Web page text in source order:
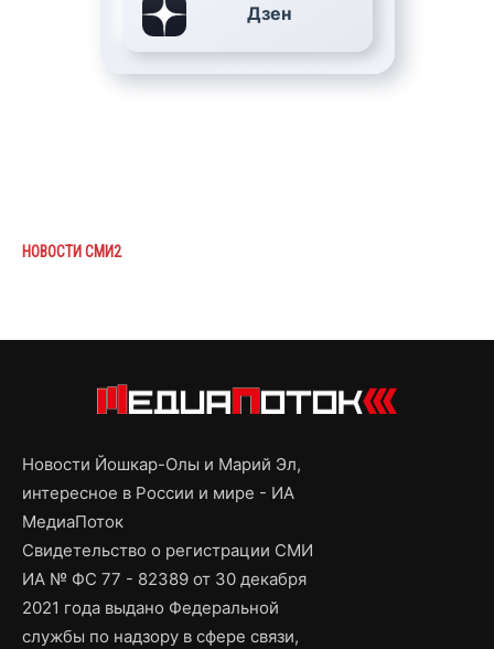
Дзен
НОВОСТИ СМИ2
Новости Йошкар-Олы и Марий Эл,
интересное в России и мире - ИА
МедиаПоток
Свидетельство о регистрации СМИ
ИА № ФС 77 - 82389 от 30 декабря
2021 года выдано Федеральной
службы по надзору в сфере связи,